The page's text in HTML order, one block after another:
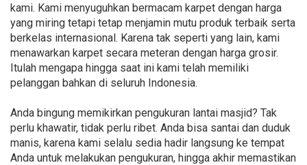
kami. Kami menyuguhkan bermacam karpet dengan harga
yang miring tetapi tetap menjamin mutu produk terbaik serta
berkelas internasional. Karena tak seperti yang lain, kami
menawarkan karpet secara meteran dengan harga grosir.
Itulah mengapa hingga saat ini kami telah memiliki
pelanggan bahkan di seluruh Indonesia.
Anda bingung memikirkan pengukuran lantai masjid? Tak
perlu khawatir, tidak perlu ribet. Anda bisa santai dan duduk
manis, karena kami selalu sedia hadir langsung ke tempat
Anda untuk melakukan pengukuran, hingga akhir memastikan